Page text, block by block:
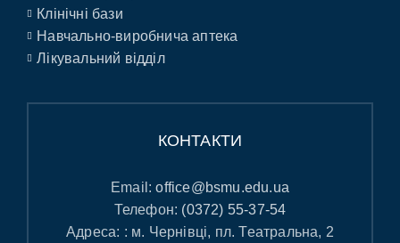
Клінічні бази
Навчально-виробнича аптека
Лікувальний відділ
КОНТАКТИ
Email:office@bsmu.edu.ua
Телефон: (0372) 55-37-54
Адреса: : м. Чернівці, пл. Театральна, 2